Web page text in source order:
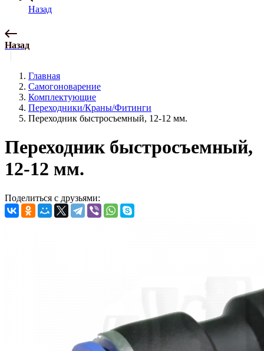
Назад
Назад
Главная
Самогоноварение
Комплектующие
Переходники/Краны/Фитинги
Переходник быстросъемный, 12-12 мм.
Переходник быстросъемный,
12-12 мм.
Поделиться с друзьями: